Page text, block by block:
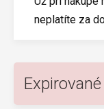
neplatíte za